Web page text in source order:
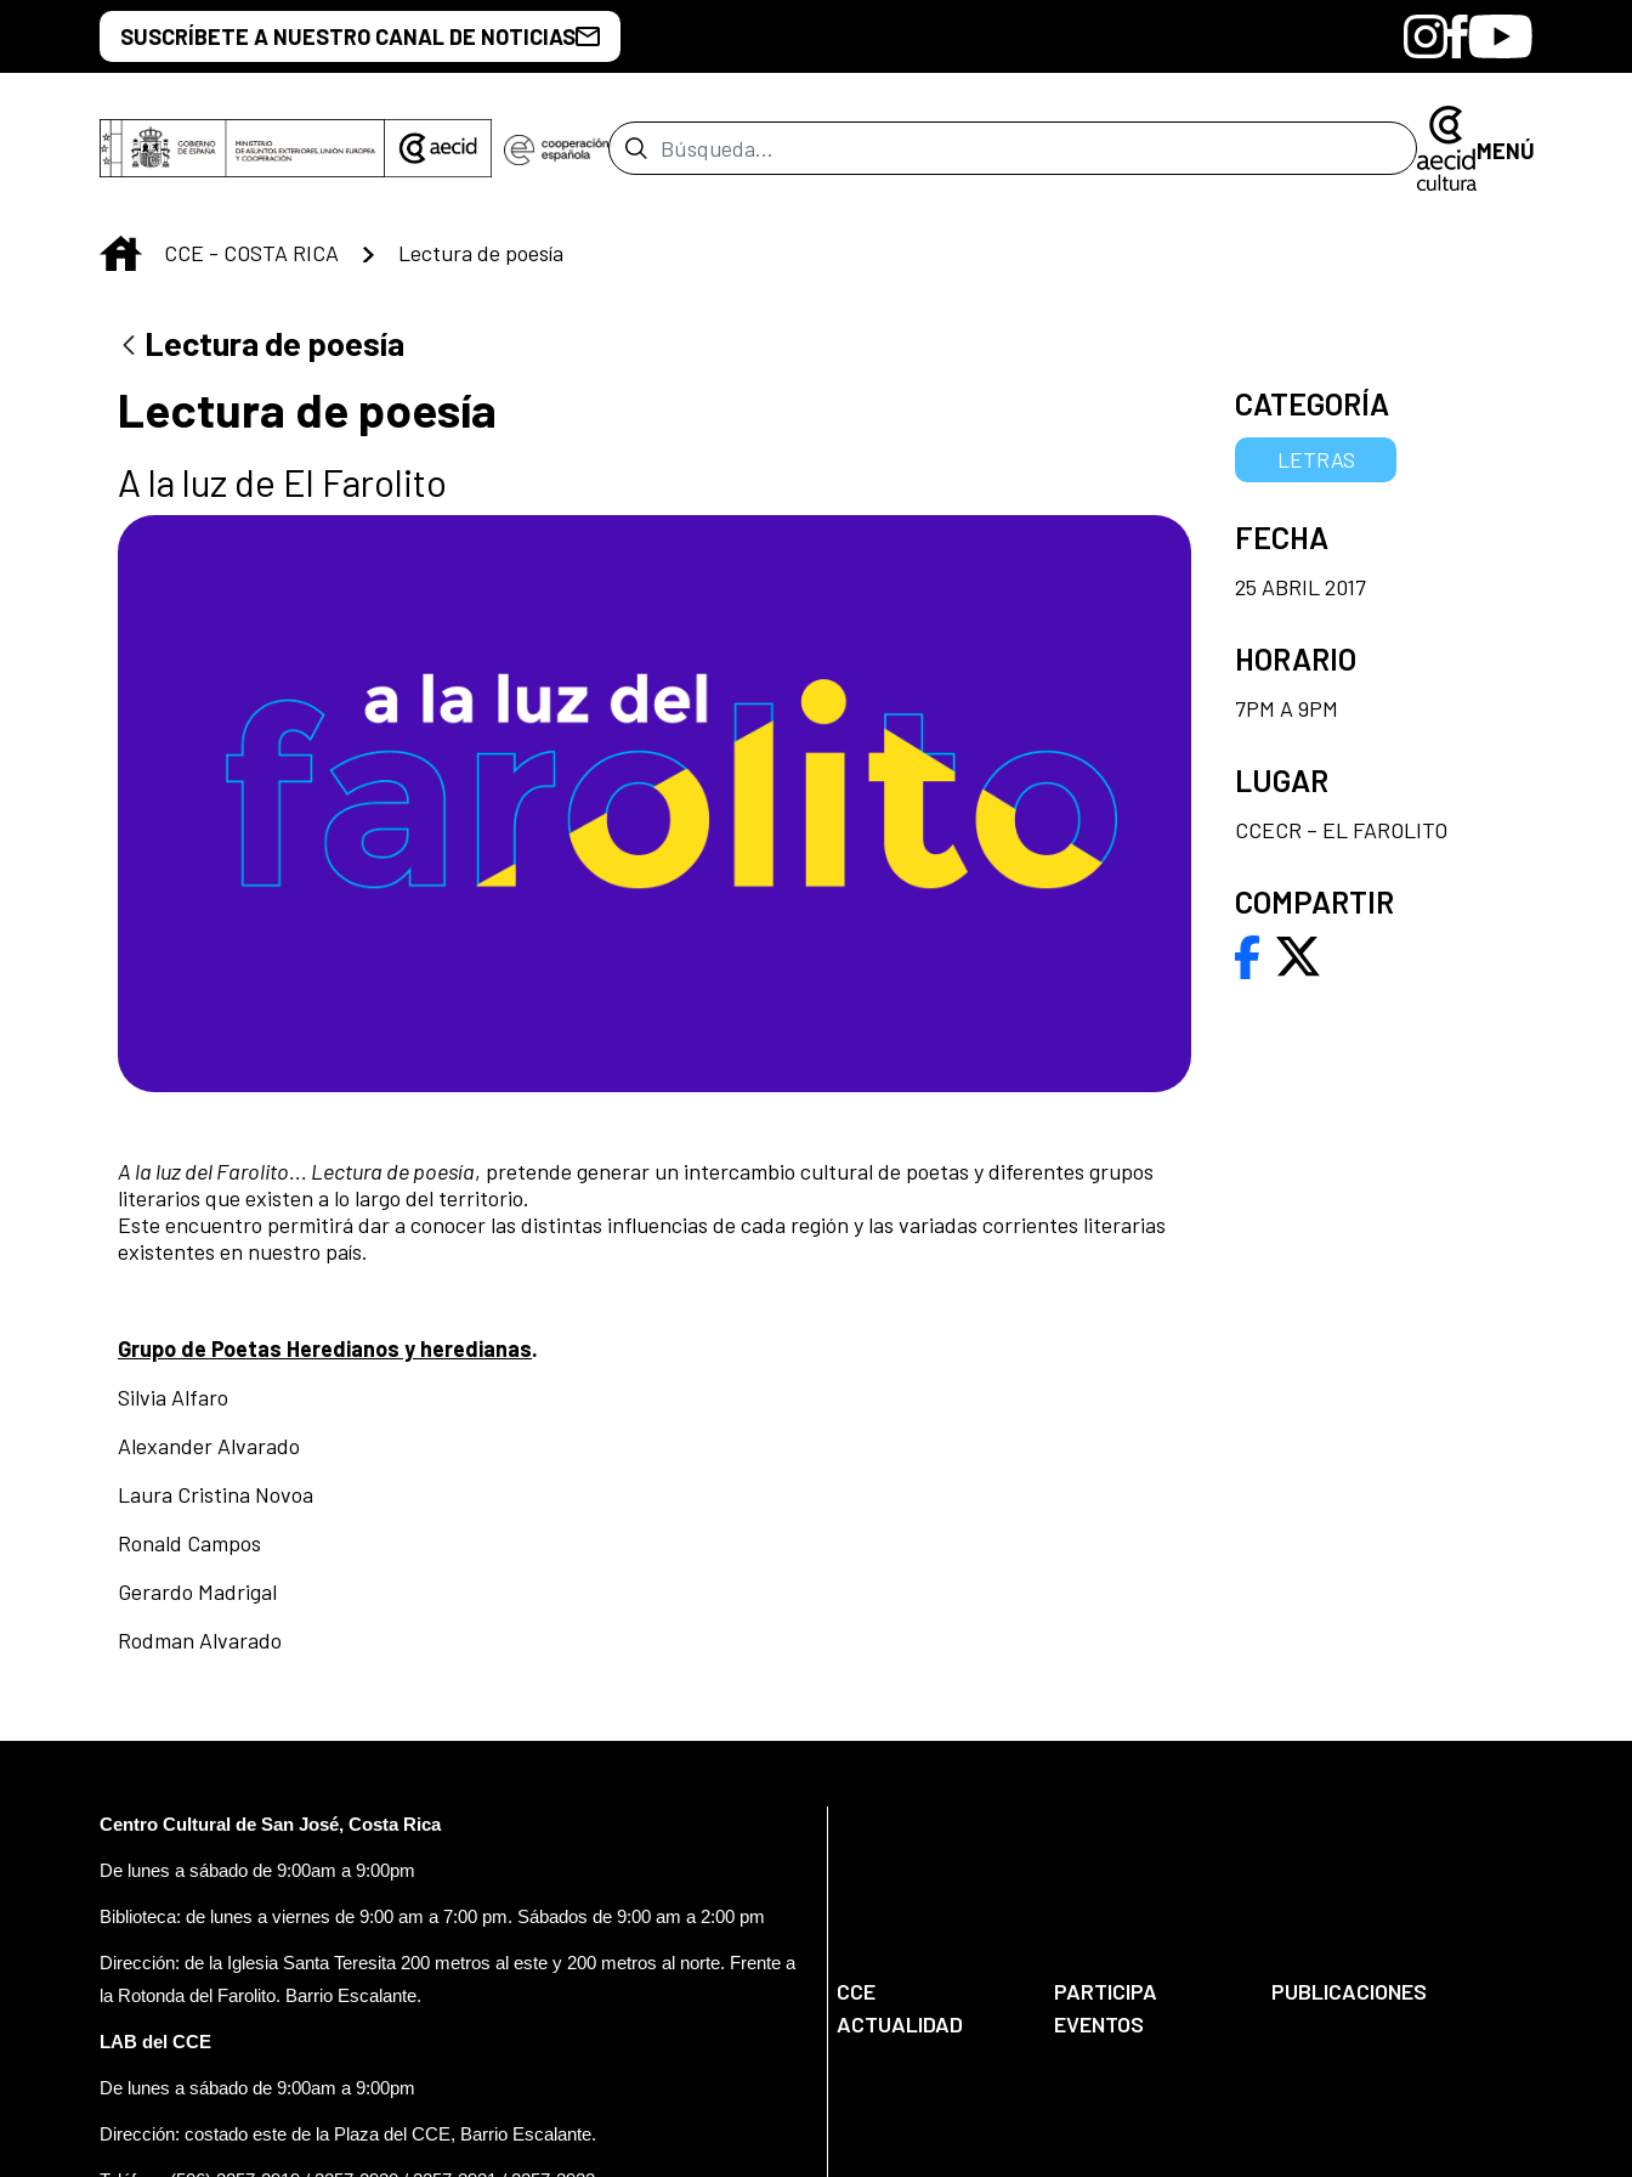
Saltar al contenido principal
SUSCRÍBETE A NUESTRO CANAL DE NOTICIAS BandcampInstagram
Facebook
Youtube
Barra de búsqueda MENÚ
INICIO
CCE - COSTA RICA Lectura de poesía
Lectura de poesía
Lectura de poesía
A la luz de El Farolito
A la luz del Farolito... Lectura de poesía, pretende generar un intercambio cultural de poetas y diferentes grupos
literarios que existen a lo largo del territorio.
Este encuentro permitirá dar a conocer las distintas influencias de cada región y las variadas corrientes literarias
existentes en nuestro país.
Grupo de Poetas Heredianos y heredianas.
Silvia Alfaro
Alexander Alvarado
Laura Cristina Novoa
Ronald Campos
Gerardo Madrigal
Rodman Alvarado
CATEGORÍA
LETRAS
FECHA
25 ABRIL 2017
HORARIO
7PM A 9PM
LUGAR
CCECR – EL FAROLITO
COMPARTIR
Centro Cultural de San José, Costa Rica
De lunes a sábado de 9:00am a 9:00pm
Biblioteca: de lunes a viernes de 9:00 am a 7:00 pm. Sábados de 9:00 am a 2:00 pm
Dirección: de la Iglesia Santa Teresita 200 metros al este y 200 metros al norte. Frente a
la Rotonda del Farolito. Barrio Escalante.
LAB del CCE
De lunes a sábado de 9:00am a 9:00pm
Dirección: costado este de la Plaza del CCE, Barrio Escalante.
CCE PARTICIPA
PUBLICACIONES
ACTUALIDAD
EVENTOS